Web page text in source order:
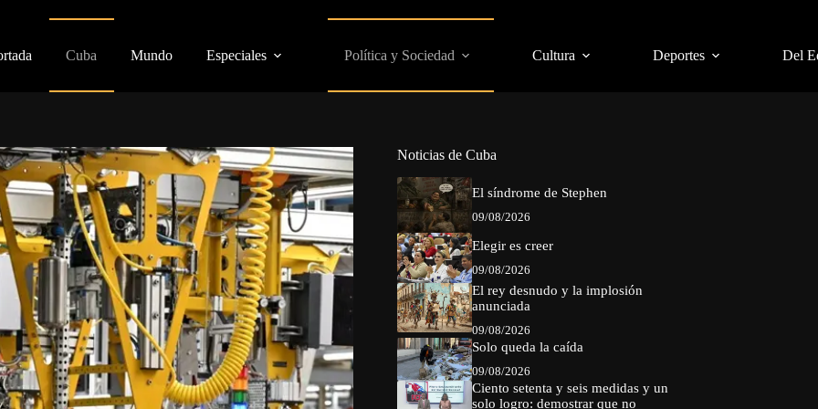
Cuba Mundo Especiales Política y Sociedad Cultura Deportes Del
Noticias de Cuba
El síndrome de Stephen
09/08/2026
Elegir es creer
09/08/2026
El rey desnudo y la implosión
anunciada
09/08/2026
Solo queda la caída
09/08/2026
Ciento setenta y seis medidas y un
solo logro: demostrar que no